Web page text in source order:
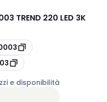
TREND 220 LED 3K
e disponibilità